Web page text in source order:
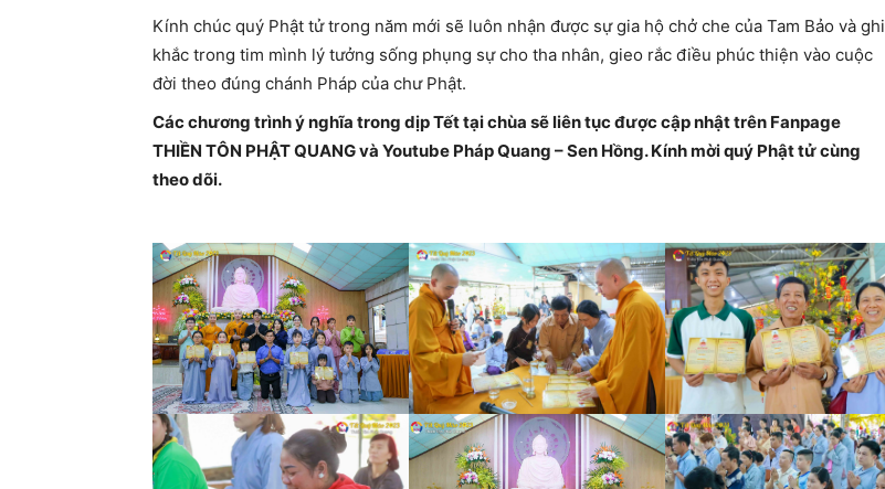
Kính chúc quý Phật tử trong năm mới sẽ luôn nhận được sự gia hộ chở che của Tam Bảo và ghi
khắc trong tim mình lý tưởng sống phụng sự cho tha nhân, gieo rắc điều phúc thiện vào cuộc
đời theo đúng chánh Pháp của chư Phật.
Các chương trình ý nghĩa trong dịp Tết tại chùa sẽ liên tục được cập nhật trên Fanpage
THIỀN TÔN PHẬT QUANG và Youtube Pháp Quang – Sen Hồng. Kính mời quý Phật tử cùng
theo dõi.